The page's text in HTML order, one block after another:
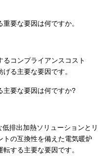
要な要因は何ですか。
コンプライアンスコスト
る主要な要因です。
主要な要因は何ですか?
排出加熱ソリューションとリ
トの互換性を備えた電気暖炉
する主要な要因です。